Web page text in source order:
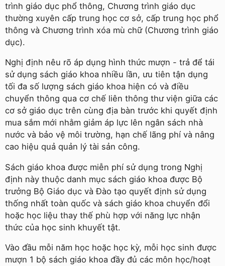
trình giáo dục phổ thông, Chương trình giáo dục
thường xuyên cấp trung học cơ sở, cấp trung học phổ
thông và Chương trình xóa mù chữ (Chương trình giáo
dục).
Nghị định nêu rõ áp dụng hình thức mượn - trả để tái
sử dụng sách giáo khoa nhiều lần, ưu tiên tận dụng
tối đa số lượng sách giáo khoa hiện có và điều
chuyển thông qua cơ chế liên thông thư viện giữa các
cơ sở giáo dục trên cùng địa bàn trước khi quyết định
mua sắm mới nhằm giảm áp lực lên ngân sách nhà
nước và bảo vệ môi trường, hạn chế lãng phí và nâng
cao hiệu quả quản lý tài sản công.
Sách giáo khoa được miễn phí sử dụng trong Nghị
định này thuộc danh mục sách giáo khoa được Bộ
trưởng Bộ Giáo dục và Đào tạo quyết định sử dụng
thống nhất toàn quốc và sách giáo khoa chuyển đổi
hoặc học liệu thay thế phù hợp với năng lực nhận
thức của học sinh khuyết tật.
Vào đầu mỗi năm học hoặc học kỳ, mỗi học sinh được
mượn 1 bộ sách giáo khoa đầy đủ các môn học/hoạt